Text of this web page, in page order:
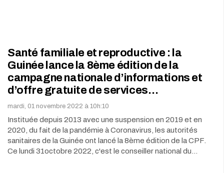
Santé familiale et reproductive : la
Guinée lance la 8ème édition de la
campagne nationale d’informations et
d’offre gratuite de services…
mardi, 01 novembre 2022 à 10h:10
Instituée depuis 2013 avec une suspension en 2019 et en
2020, du fait de la pandémie à Coronavirus, les autorités
sanitaires de la Guinée ont lancé la 8ème édition de la CPF.
Ce lundi 31octobre 2022, c'est le conseiller national du…